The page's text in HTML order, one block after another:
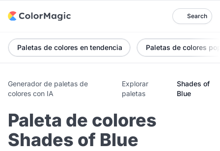
Search
Paletas de colores en tendencia Paletas de colores
Generador de paletas de
colores con IA
Explorar
paletas
Shades of
Blue
Paleta de colores
Shades of Blue